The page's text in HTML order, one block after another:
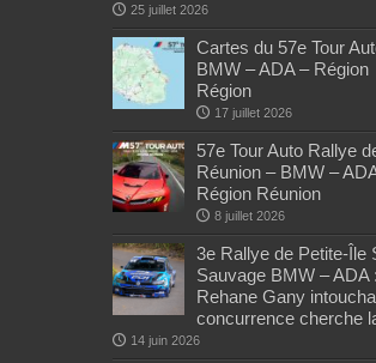
25 juillet 2026
Cartes du 57e Tour
BMW – ADA – Région
Région
17 juillet 2026
57e Tour Auto Rallye
Réunion – BMW –
Région Réunion
8 juillet 2026
3e Rallye de Petite-Île
Sauvage BMW – ADA :
Rehane Gany
concurrence cherche
14 juin 2026